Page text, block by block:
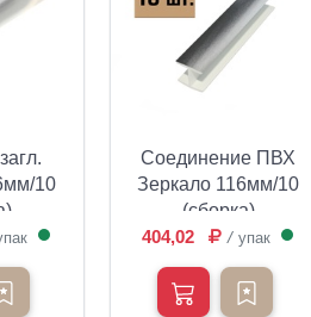
10
Соединение ПВХ
Зеркало 116мм/10
(сборка)
404,02
упак